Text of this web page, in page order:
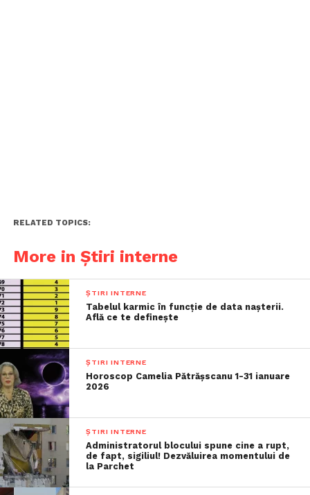
RELATED TOPICS:
More in Știri interne
ȘTIRI INTERNE
Tabelul karmic în funcție de data nașterii.
Află ce te definește
ȘTIRI INTERNE
Horoscop Camelia Pătrășscanu 1-31 ianuare
2026
ȘTIRI INTERNE
Administratorul blocului spune cine a rupt,
de fapt, sigiliul! Dezvăluirea momentului de
la Parchet